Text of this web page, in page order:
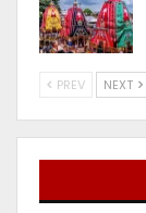
PREV NEXT